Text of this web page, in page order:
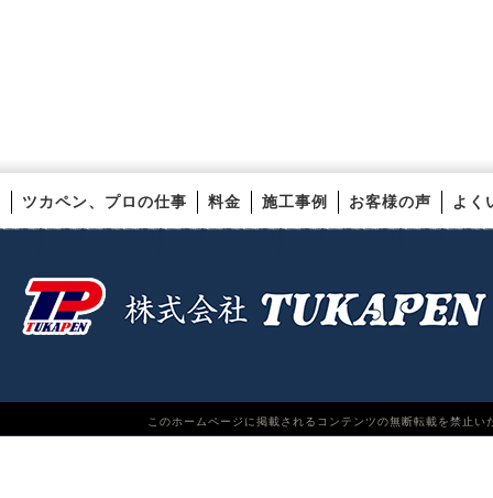
ツカペン、プロの仕事 料金 施工事例 お客様の声 よく
このホームページに掲載されるコンテンツの無断転載を禁